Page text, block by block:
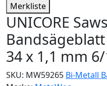
Merkliste
UNICORE
Bandsägeblatt
34 x 1,1 mm
SKU: MW59265 Bi-Metall